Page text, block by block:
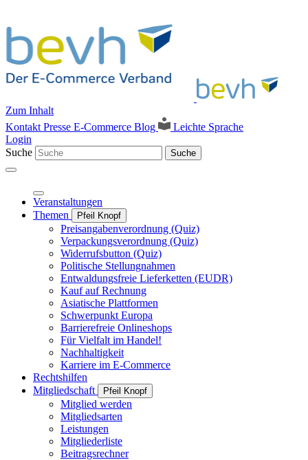
Zum Inhalt
Kontakt Presse E-Commerce Blog
Leichte Sprache
Login
Suche
Suche
Veranstaltungen
Themen
Pfeil Knopf
Preisangabenverordnung (Quiz)
Verpackungsverordnung (Quiz)
Widerrufsbutton (Quiz)
Politische Stellungnahmen
Entwaldungsfreie Lieferketten (EUDR)
Kauf auf Rechnung
Asiatische Plattformen
Schwerpunkt Europa
Barrierefreie Onlineshops
Für Vielfalt im Handel!
Nachhaltigkeit
Karriere im E-Commerce
Rechtshilfen
Mitgliedschaft
Pfeil Knopf
Mitglied werden
Mitgliedsarten
Leistungen
Mitgliederliste
Beitragsrechner